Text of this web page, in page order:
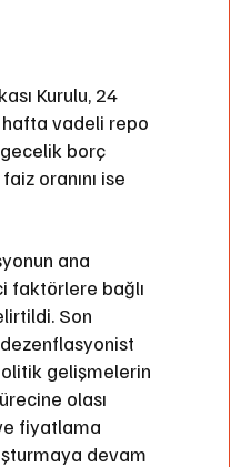
Kurulu, 24
vadeli repo
gecelik borç
oranını ise
ana
faktörlere bağlı
Son
gelişmelerin
olası
fiyatlama
devam